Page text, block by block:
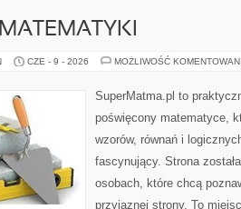
CZE - 9 - 2026 MOŻLIWOŚĆ
SuperMatma.pl to
poświęcony matematyce,
wzorów, równań i
fascynujący. Strona
osobach, które chcą
przyjaznej strony. To